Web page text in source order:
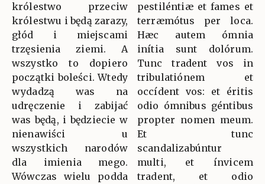
królestwo przeciw
królestwu i będą zarazy,
głód i miejscami
trzęsienia ziemi. A
wszystko to dopiero
początki boleści. Wtedy
wydadzą was na
udręczenie i zabijać
was będą, i będziecie w
nienawiści u
wszystkich narodów
dla imienia mego.
Wówczas wielu podda
pestiléntiæ et fames et
terræmótus per loca.
Hæc autem ómnia
inítia sunt dolórum.
Tunc tradent vos in
tribulatiónem et
occídent vos: et éritis
odio ómnibus géntibus
propter nomen meum.
Et tunc
scandalizabúntur
multi, et ínvicem
tradent, et odio